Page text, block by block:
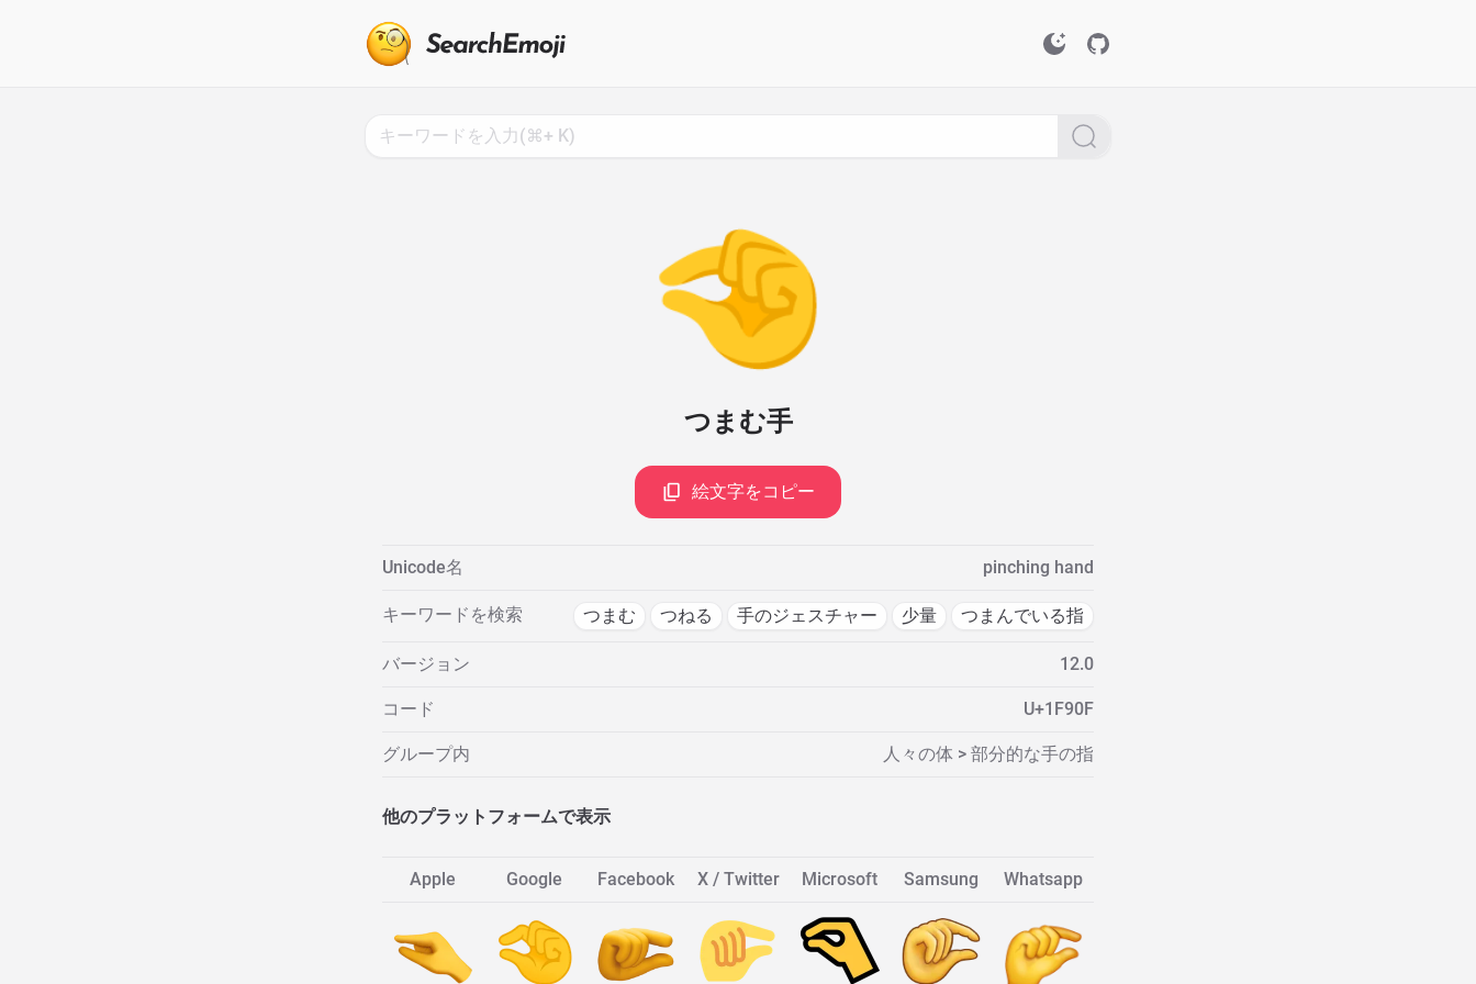
Click
🤏
つまむ手
絵文字をコピー
Unicode名 pinching hand
キーワードを検索 つまむ つねる 手のジェスチャー 少量 つまんでいる指
バージョン 12.0
コード U+1F90F
グループ内 人々の体 > 部分的な手の指
他のプラットフォームで表示
Apple Google Facebook X / Twitter Microsoft Samsung Whatsapp